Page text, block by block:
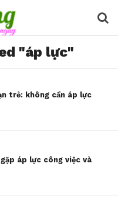
"áp lực"
trẻ: không cần áp lực
áp lực công việc và